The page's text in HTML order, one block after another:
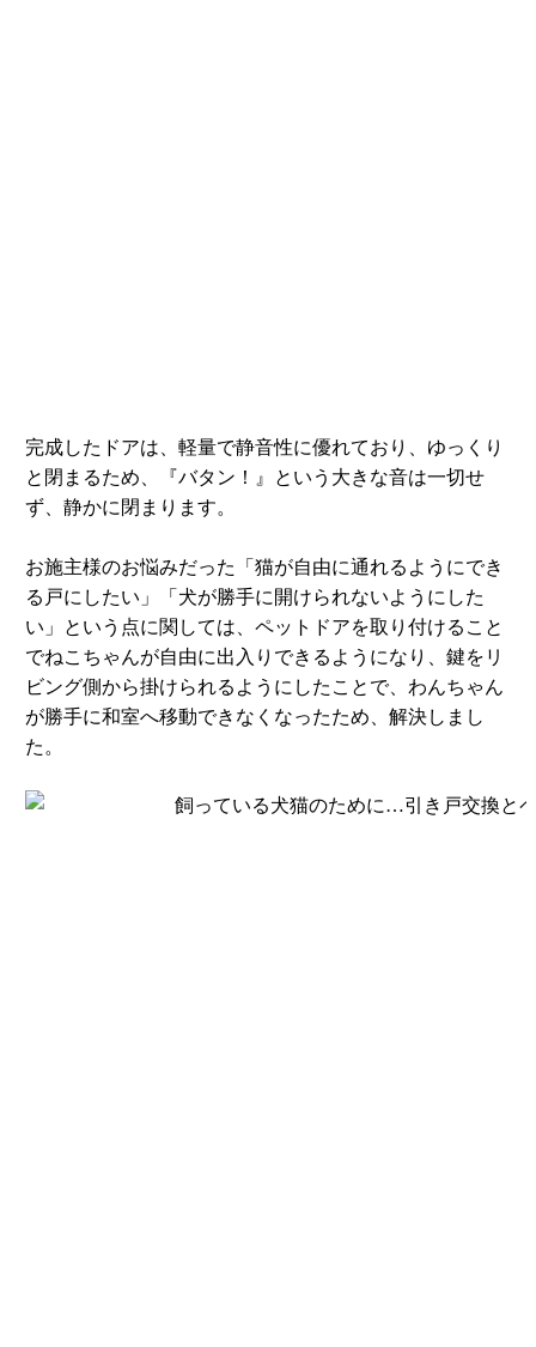
完成したドアは、軽量で静音性に優れており、ゆっくり
と閉まるため、『バタン！』という大きな音は一切せ
ず、静かに閉まります。
お施主様のお悩みだった「猫が自由に通れるようにでき
る戸にしたい」「犬が勝手に開けられないようにした
い」という点に関しては、ペットドアを取り付けること
でねこちゃんが自由に出入りできるようになり、鍵をリ
ビング側から掛けられるようにしたことで、わんちゃん
が勝手に和室へ移動できなくなったため、解決しまし
た。